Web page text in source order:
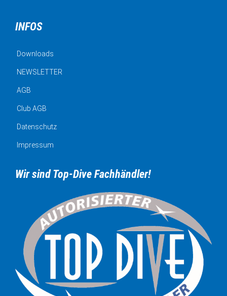
INFOS
Downloads
NEWSLETTER
AGB
Club AGB
Datenschutz
Impressum
Wir sind Top-Dive Fachhändler!